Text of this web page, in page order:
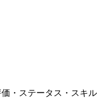
価・ステータス・スキル